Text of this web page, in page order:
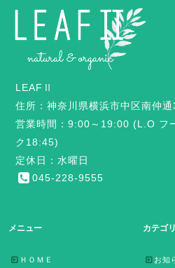
LEAFⅡ
住所：神奈川県横浜市中区南仲
営業時間：9:00～19:00 (L.O フ
ク18:45)
定休日：水曜日
045-228-9555
メニュー
ＨＯＭＥ
カテゴリ
お知